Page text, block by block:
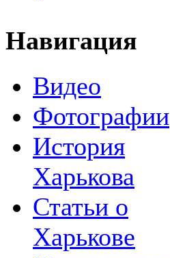
Навигация
Видео
Фотографии
История
Харькова
Статьи о
Харькове